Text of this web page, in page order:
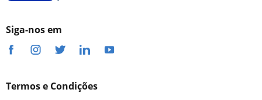
Siga-nos em
Termos e Condições